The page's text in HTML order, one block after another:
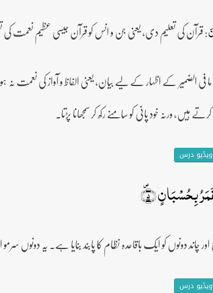
: قرآن کی تعلیم دی، یعنی جن و انس کو قرآن جیسی عظیم نعمت
فی الضمیر کے اظہار کے لیے بیان، یعنی الفاظ و آواز کی نعمت نہ
ہیں، ورنہ خود پانی کو سامنے رکھ کر سمجھانا پڑتا۔
ویڈیو درس
بِحُسۡبَانٍ ﴿۪۵﴾
ویڈیو درس